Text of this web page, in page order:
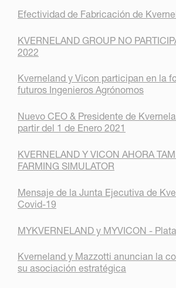
Efectividad de Fabricación de
KVERNELAND GROUP NO
2022
Kverneland y Vicon participan en la
futuros Ingenieros Agrónomos
Nuevo CEO & Presidente de
partir del 1 de Enero 2021
KVERNELAND Y VICON AHORA
FARMING SIMULATOR
Mensaje de la Junta Ejecutiva de
Covid-19
MYKVERNELAND y MYVICON -
Kverneland y Mazzotti anuncian la
su asociación estratégica